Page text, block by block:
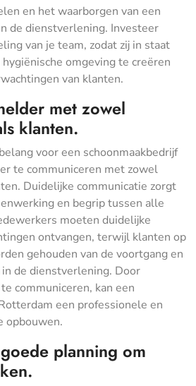
en het waarborgen van een
de dienstverlening. Investeer
van je team, zodat zij in staat
omgeving te creëren
van klanten.
met zowel
klanten.
voor een schoonmaakbedrijf
te communiceren met zowel
Duidelijke communicatie zorgt
en begrip tussen alle
moeten duidelijke
ontvangen, terwijl klanten op
gehouden van de voortgang en
de dienstverlening. Door
communiceren, kan een
een professionele en
opbouwen.
planning om